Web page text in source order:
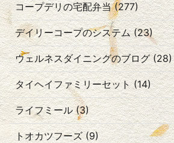
コープデリの宅配弁当 (277)
デイリーコープのシステム (23)
ウェルネスダイニングのブログ (28)
タイヘイファミリーセット (14)
ライフミール (3)
トオカツフーズ (9)